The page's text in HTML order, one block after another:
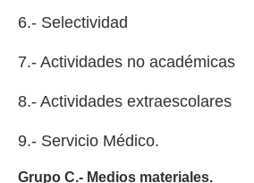
6.- Selectividad
7.- Actividades no académicas
8.- Actividades extraescolares
9.- Servicio Médico.
Grupo C.- Medios materiales.